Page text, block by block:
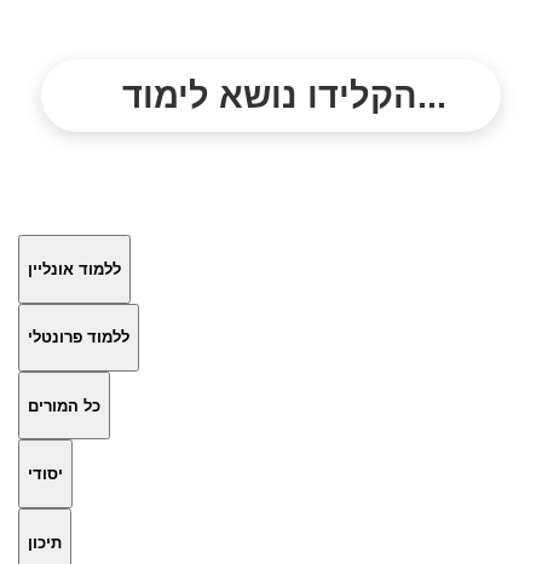
הקלידו נושא לימוד...
ללמוד אונליין
ללמוד פרונטלי
כל המורים
יסודי
תיכון